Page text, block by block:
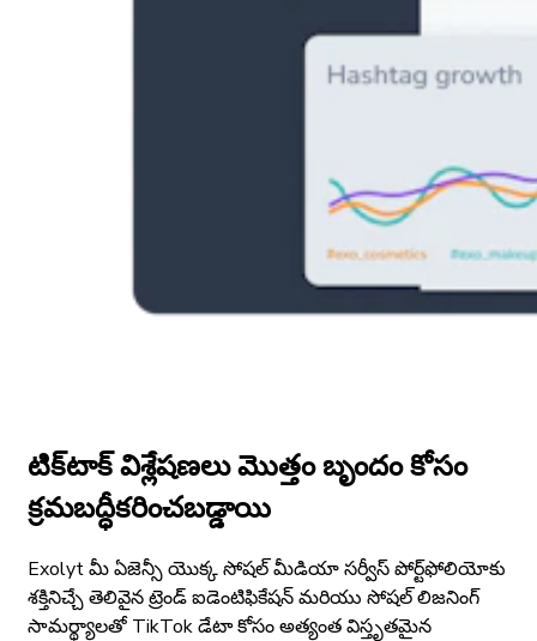
టిక్‌టాక్ విశ్లేషణలు మొత్తం బృందం కోసం
క్రమబద్ధీకరించబడ్డాయి
Exolyt మీ ఏజెన్సీ యొక్క సోషల్ మీడియా సర్వీస్ పోర్ట్‌ఫోలియోకు
శక్తినిచ్చే తెలివైన ట్రెండ్ ఐడెంటిఫికేషన్ మరియు సోషల్ లిజనింగ్
సామర్థ్యాలతో TikTok డేటా కోసం అత్యంత విస్తృతమైన